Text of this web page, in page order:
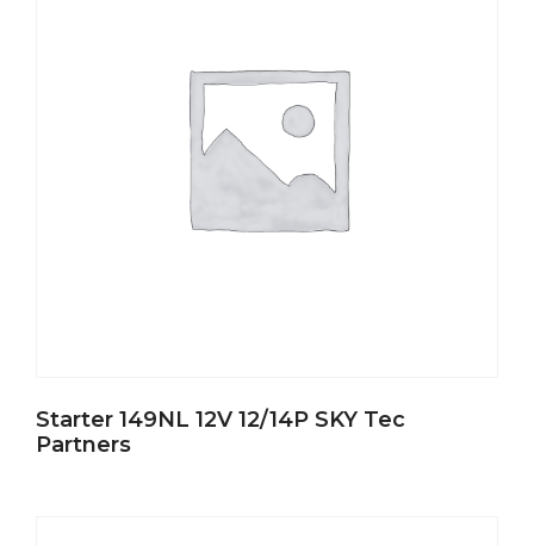
Starter 149NL 12V 12/14P SKY Tec
Partners